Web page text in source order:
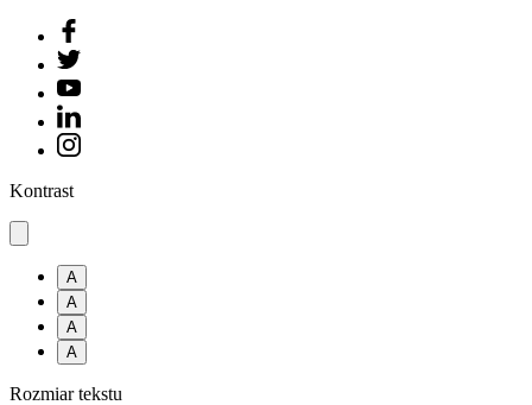
Kontrast
A
A
A
A
Rozmiar tekstu